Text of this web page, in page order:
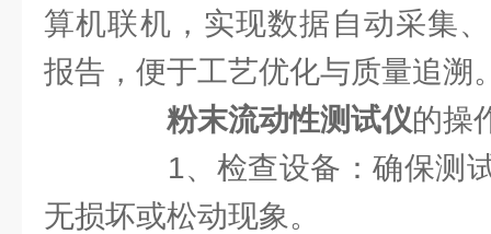
算机联机，实现数据自动采集
报告，便于工艺优化与质量追溯
粉末流动性测试仪的操
1、检查设备：确保测试
无损坏或松动现象。